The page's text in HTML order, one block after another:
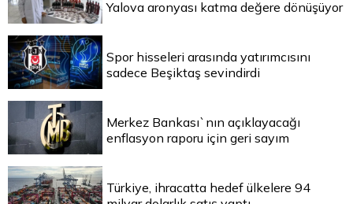
Yalova aronyası katma değere dönüşüyor
Spor hisseleri arasında yatırımcısını
sadece Beşiktaş sevindirdi
Merkez Bankası`nın açıklayacağı
enflasyon raporu için geri sayım
Türkiye, ihracatta hedef ülkelere 94